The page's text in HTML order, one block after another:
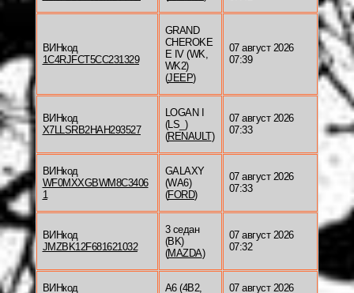
ВИНкод
1C4RJFCT5CC231329
GRAND
CHEROKE
E IV (WK,
WK2)
(JEEP)
07 август 2026
07:39
ВИНкод
X7LLSRB2HAH293527
LOGAN I
(LS_)
(RENAULT)
07 август 2026
07:33
ВИНкод
WF0MXXGBWM8C3406
1
GALAXY
(WA6)
(FORD)
07 август 2026
07:33
ВИНкод
JMZBK12F681621032
3 седан
(BK)
(MAZDA)
07 август 2026
07:32
ВИНкод
A6 (4B2,
07 август 2026